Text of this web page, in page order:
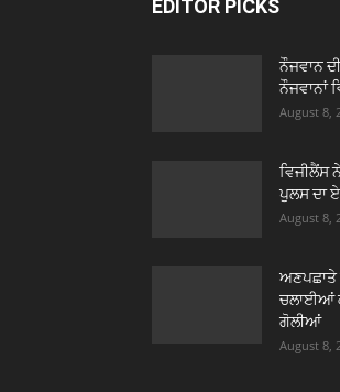
EDITOR PICKS
ਨੌਜਵਾਨ
ਨੌਜਵਾਨਾਂ
August 8,
ਵਿਜੀਲੈਂਸ
ਪੁਲਸ ਦਾ
August 8,
ਅਣਪਛਾਤੇ
ਚਲਾਈਆਂ
ਗੋਲੀਆਂ
August 8,